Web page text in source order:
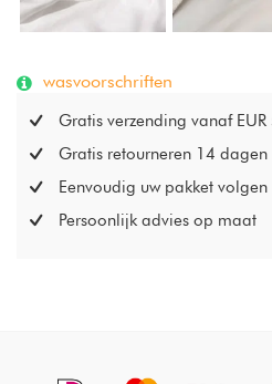
wasvoorschriften
Gratis verzending vanaf EUR
Gratis retourneren 14
Eenvoudig uw pakket volgen
Persoonlijk advies op maat